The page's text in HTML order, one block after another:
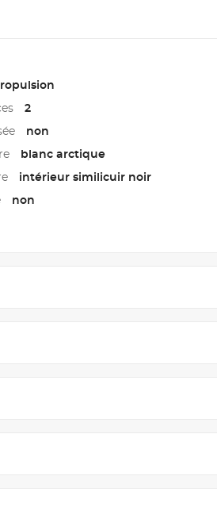
2
non
blanc arctique
intérieur similicuir noir
non